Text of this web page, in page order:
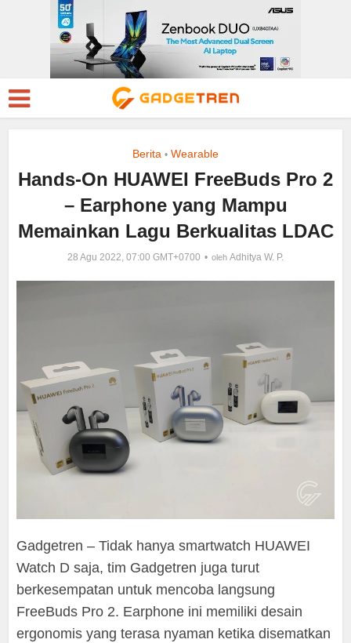
Berita • Wearable
Hands-On HUAWEI FreeBuds Pro 2
– Earphone yang Mampu
Memainkan Lagu Berkualitas LDAC
28 Agu 2022, 07:00 GMT+0700 oleh Adhitya W. P.
Gadgetren – Tidak hanya smartwatch HUAWEI
Watch D saja, tim Gadgetren juga turut
berkesempatan untuk mencoba langsung
FreeBuds Pro 2. Earphone ini memiliki desain
ergonomis yang terasa nyaman ketika disematkan